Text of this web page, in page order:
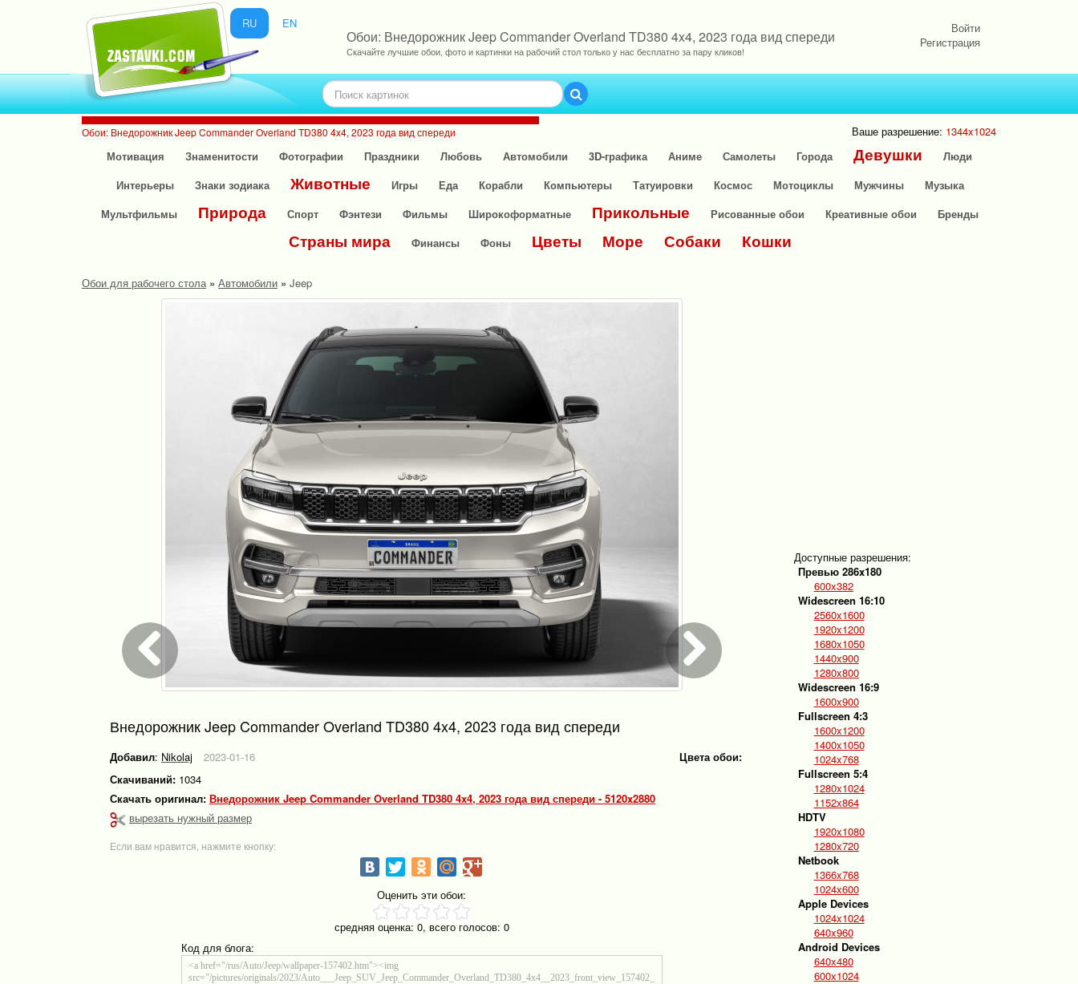
RU EN
Обои: Внедорожник Jeep Commander Overland TD380 4x4, 2023 года вид спереди
Скачайте лучшие обои, фото и картинки на рабочий стол только у нас бесплатно за пару кликов!
Войти
Регистрация
Обои: Внедорожник Jeep Commander Overland TD380 4x4, 2023 года вид спереди Ваше разрешение: 1344x1024
Мотивация
Знаменитости Фотографии Праздники Любовь Автомобили 3D-графика Аниме Самолеты Города Девушки
Люди
Интерьеры
Знаки зодиака Животные Игры Еда Корабли Компьютеры Татуировки Космос Мотоциклы Мужчины
Музыка
Мультфильмы
Природа Спорт Фэнтези Фильмы Широкоформатные Прикольные Рисованные обои Креативные обои Бренды
Страны мира Финансы Фоны Цветы Море Собаки Кошки
Обои для рабочего стола» Автомобили » Jeep
Внедорожник Jeep Commander Overland TD380 4x4, 2023 года вид спереди
Добавил: Nikolaj
2023-01-16
Скачиваний: 1034
Скачать оригинал:
Внедорожник Jeep Commander Overland TD380 4x4, 2023 года вид спереди - 5120x2880
вырезать нужный размер
Цвета обои:
Если вам нравится, нажмите кнопку:
Оценить эти обои:
средняя оценка: 0, всего голосов: 0
Код для блога:
Доступные разрешения:
Превью 286x180
600x382
Widescreen 16:10
2560x1600
1920x1200
1680x1050
1440x900
1280x800
Widescreen 16:9
1600x900
Fullscreen 4:3
1600x1200
1400x1050
1024x768
Fullscreen 5:4
1280x1024
1152x864
HDTV
1920x1080
1280x720
Netbook
1366x768
1024x600
Apple Devices
1024x1024
640x960
Android Devices
640x480
600x1024